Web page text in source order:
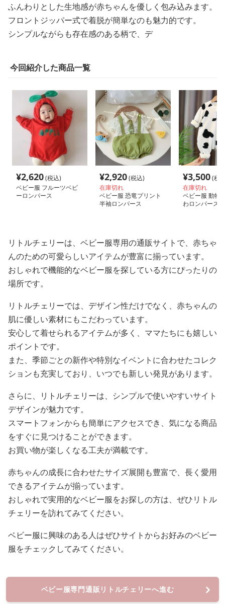
ふんわりとした生地感が赤ちゃんを優しく包み込みます。
フロントジッパー式で着脱が簡単なのも魅力的です。
シンプルながらも存在感のある柄で、デ
今回紹介した商品一覧
¥2,620(税込)
ベビー服 フルーツベビ
ーロンパース
¥2,920(税込)
在庫切れ
ベビー服 恐竜プリント
半袖ロンパース
¥3,500(税
在庫切れ
ベビー服 動物
わロンパース3
リトルチェリーは、ベビー服専用の通販サイトで、赤ちゃ
んのための可愛らしいアイテムが豊富に揃っています。
おしゃれで機能的なベビー服を探している方にぴったりの
場所です。
リトルチェリーでは、デザイン性だけでなく、赤ちゃんの
肌に優しい素材にもこだわっています。
安心して着せられるアイテムが多く、ママたちにも嬉しい
ポイントです。
また、季節ごとの新作や特別なイベントに合わせたコレク
ションも充実しており、いつでも新しい発見があります。
さらに、リトルチェリーは、シンプルで使いやすいサイト
デザインが魅力です。
スマートフォンからも簡単にアクセスでき、気になる商品
をすぐに見つけることができます。
お買い物が楽しくなる工夫が満載です。
赤ちゃんの成長に合わせたサイズ展開も豊富で、長く愛用
できるアイテムが揃っています。
おしゃれで実用的なベビー服をお探しの方は、ぜひリトル
チェリーを訪れてみてください。
ベビー服に興味のある人はぜひサイトからお好みのベビー
服をチェックしてみてください。
ベビー服専門通販リトルチェリーへ進む